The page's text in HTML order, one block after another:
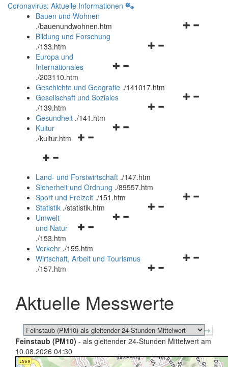
Coronavirus: Aktuelle Informationen
Bauen und Wohnen
./bauenundwohnen.htm
Navigationsmenü
Bildung und Forschung
./133.htm
Navigationsmenü
und
schließen
Europa und
Internationales
./203110.htm
Geschichte und Geografie ./141017.htm
Navigationsmenü
Gesellschaft und Soziales
./139.htm
Navigationsmenü
Gesundheit ./141.htm
Navigationsmenü
Kultur
./kultur.htm
Navigationsmenü
und
schließen
Land- und Forstwirtschaft ./147.htm
Sicherheit und Ordnung ./89557.htm
Navigationsmenü
Sport und Freizeit ./151.htm
Navigationsmenü
Statistik ./statistik.htm
Navigationsmenü
und
schließen
Umwelt
und Natur
./153.htm
Verkehr ./155.htm
Navigationsmenü
schließen
Wirtschaft, Arbeit und Tourismus
./157.htm
Aktuelle Messwerte
Feinstaub (PM10) - als gleitender 24-Stunden Mittelwert am
10.08.2026 04:30